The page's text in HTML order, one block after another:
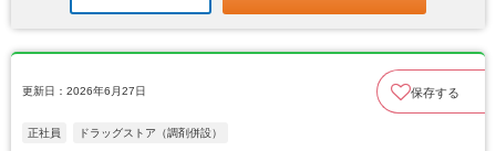
更新日：2026年6月27日 保存する
正社員 ドラッグストア（調剤併設）